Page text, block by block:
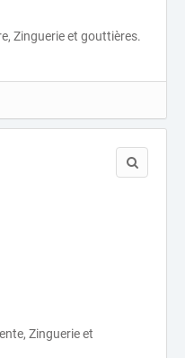
Zinguerie et gouttières.
Zinguerie et